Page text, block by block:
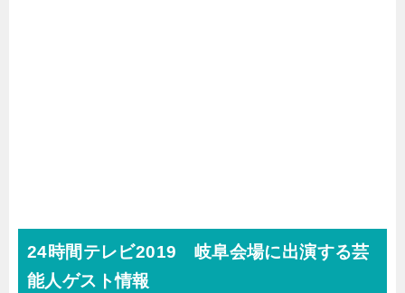
24時間テレビ2019 岐阜会場に出演する芸
能人ゲスト情報